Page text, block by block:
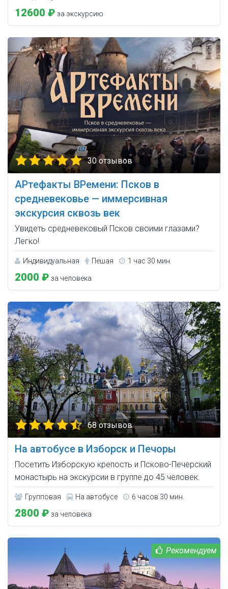
12600 ₽ за экскурсию
30 отзывов
АРтефакты ВРемени: Псков в
средневековье — иммерсивная
экскурсия сквозь век
Увидеть средневековый Псков своими глазами?
Легко!
Индивидуальная Пешая 1 час 30 мин.
2000 ₽ за человека
68 отзывов
На автобусе в Изборск и Печоры
Посетить Изборскую крепость и Псково-Печерский
монастырь на экскурсии в группе до 45 человек.
Групповая На автобусе 6 часов 30 мин.
2800 ₽ за человека